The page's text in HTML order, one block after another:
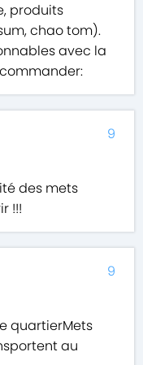
produits
chao tom).
avec la
des mets
!!!
9
quartierMets
au
9